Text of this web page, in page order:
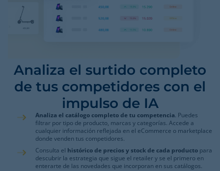
Analiza el surtido completo
de tus competidores con el
impulso de IA
Analiza el catálogo completo de tu competencia. Puedes
filtrar por tipo de producto, marcas y categorías. Accede a
cualquier información reflejada en el eCommerce o marketplace
donde venden tus competidores.
Consulta el histórico de precios y stock de cada producto para
descubrir la estrategia que sigue el retailer y se el primero en
enterarte de las novedades que incorporan en sus catálogos.